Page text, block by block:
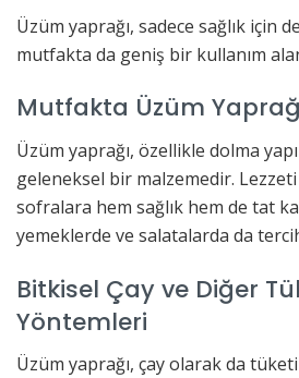
Üzüm yaprağı, sadece sağlık için
mutfakta da geniş bir kullanım
Mutfakta Üzüm
Üzüm yaprağı, özellikle dolma
geleneksel bir malzemedir.
sofralara hem sağlık hem de tat
yemeklerde ve salatalarda da
Bitkisel Çay ve Diğer
Yöntemleri
Üzüm yaprağı, çay olarak da